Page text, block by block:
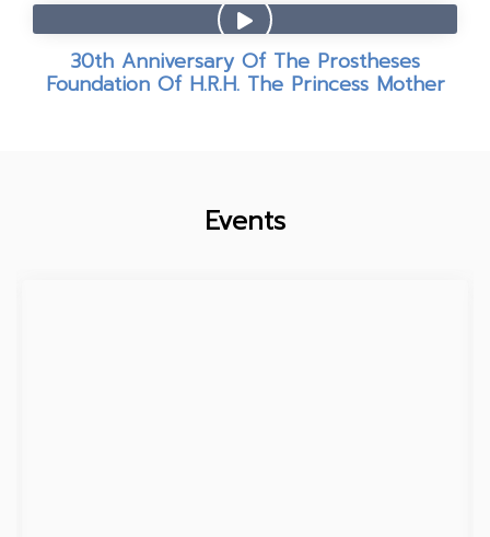
30th Anniversary Of The Prostheses
Foundation Of H.R.H. The Princess Mother
Events